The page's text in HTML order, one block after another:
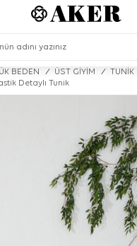
BEDEN / ÜST GİYİM /
TUNİK
Detaylı Tunik